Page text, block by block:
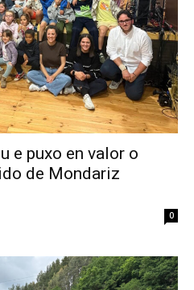
e puxo en valor o
de Mondariz
0